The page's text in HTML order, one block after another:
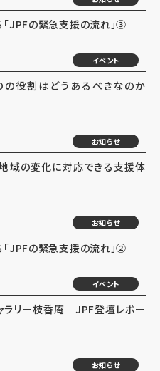
「JPFの緊急支援の流れ」③
イベント
の役割はどうあるべきなのか
お知らせ
域の変化に対応できる支援体
お知らせ
「JPFの緊急支援の流れ」②
イベント
ラリー枝香庵｜JPF登壇レポー
お知らせ